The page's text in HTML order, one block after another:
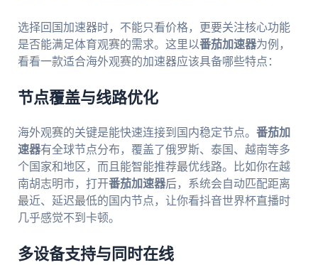
选择回国加速器时，不能只看价格，更要关注核心功能
是否能满足体育观赛的需求。这里以番茄加速器为例，
看看一款适合海外观赛的加速器应该具备哪些特点：
节点覆盖与线路优化
海外观赛的关键是能快速连接到国内稳定节点。 番茄加
速器有全球节点分布，覆盖了俄罗斯、泰国、越南等多
个国家和地区，而且能智能推荐最优线路。比如你在越
南胡志明市，打开番茄加速器后，系统会自动匹配距离
最近、延迟最低的国内节点，让你看抖音世界杯直播时
几乎感觉不到卡顿。
多设备支持与同时在线